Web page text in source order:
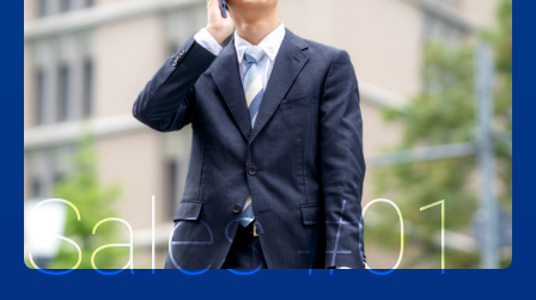
Sales #01